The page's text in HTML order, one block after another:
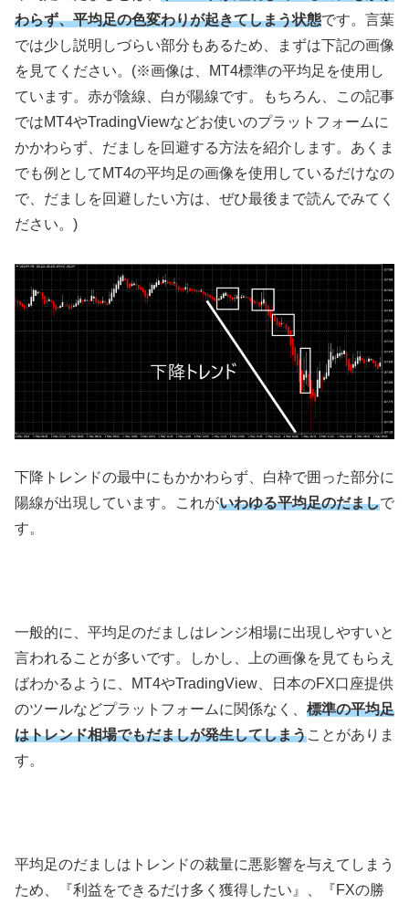
わらず、平均足の色変わりが起きてしまう状態です。言葉
では少し説明しづらい部分もあるため、まずは下記の画像
を見てください。 (※画像は、 MT4標準の平均足を使用し
ています。赤が陰線、白が陽線です。もちろん、この記事
ではMT4やTradingViewなどお使いのプラットフォームに
かかわらず、だましを回避する方法を紹介します。あくま
でも例として MT4の平均足の画像を使用しているだけなの
で、だましを回避したい方は、ぜひ最後まで読んでみてく
ださい。 )
下降トレンドの最中にもかかわらず、白枠で囲った部分に
陽線が出現しています。これがいわゆる平均足のだましで
す。
一般的に、平均足のだましはレンジ相場に出現しやすいと
言われることが多いです。しかし、上の画像を見てもらえ
ばわかるように、
MT4やTradingView 、日本のFX口座提供
のツールなどプラットフォームに関係なく、 標準の平均足
はトレンド相場でもだましが発生してしまうことがありま
す。
平均足のだましはトレンドの裁量に悪影響を与えてしまう
ため、『利益をできるだけ多く獲得したい』、『FXの勝